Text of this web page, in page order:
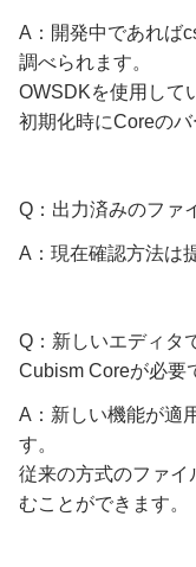
A：開発中であれば
調べられます。
OWSDKを使用して
初期化時にCoreのバ
Q：出力済みのファ
A：現在確認方法は
Q：新しいエディタ
Cubism Coreが必要
A：新しい機能が適
す。
従来の方式のファイ
むことができます。